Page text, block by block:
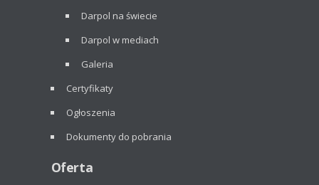
Darpol na świecie
Darpol w mediach
Galeria
Certyfikaty
Ogłoszenia
Dokumenty do pobrania
Oferta